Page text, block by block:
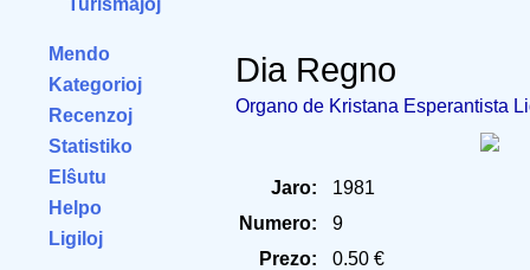
Turismaĵoj
Mendo
Kategorioj
Recenzoj
Statistiko
Elŝutu
Helpo
Ligiloj
Dia Regno
Organo de Kristana Esperantista
Jaro:
1981
Numero:
9
Prezo:
0.50 €